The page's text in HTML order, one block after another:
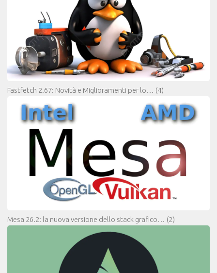
Fastfetch 2.67: Novità e Miglioramenti per lo… (4)
Mesa 26.2: la nuova versione dello stack grafico… (2)